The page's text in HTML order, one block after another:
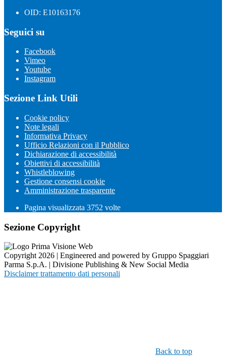
OID: E10163176
Seguici su
Facebook
Vimeo
Youtube
Instagram
Sezione Link Utili
Cookie policy
Note legali
Informativa Privacy
Ufficio Relazioni con il Pubblico
Dichiarazione di accessibilità
Obiettivi di accessibilità
Whistleblowing
Gestione consensi cookie
Amministrazione trasparente
Pagina visualizzata 3752 volte
Sezione Copyright
Copyright 2026 | Engineered and powered by Gruppo Spaggiari
Parma S.p.A. | Divisione Publishing & New Social Media
Disclaimer trattamento dati personali
Back to top